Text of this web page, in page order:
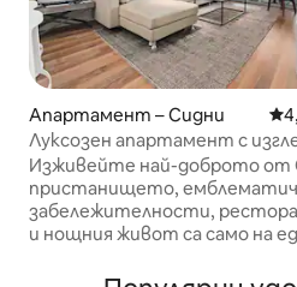
Апартамент – Сидни
Луксозен апартамент с
града и пристанището
Изживейте най-доброто от
пристанището,
забележителности,
и нощния живот са само на
в стилен апартамент със